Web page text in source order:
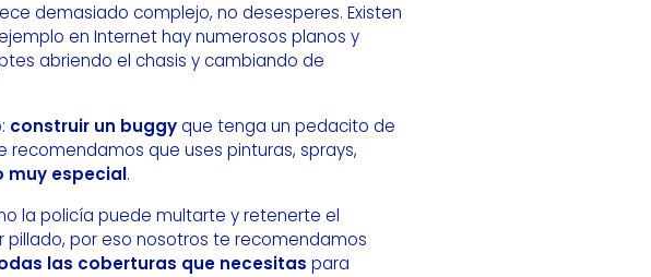
demasiado complejo, no desesperes. Existen
en Internet hay numerosos planos y
abriendo el chasis y cambiando de
construir un buggyque tenga un pedacito de
recomendamos que uses pinturas, sprays,
muy especial.
la policía puede multarte y retenerte el
pillado, por eso nosotros te recomendamos
las coberturas que necesitas para